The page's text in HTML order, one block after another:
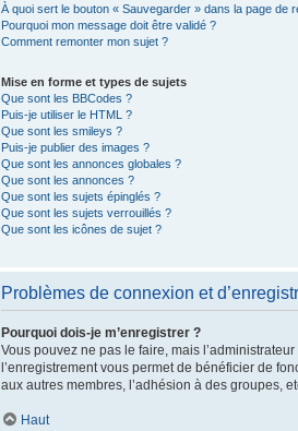
À quoi sert le bouton « Sauvegarder » dans la page de
Pourquoi mon message doit être validé ?
Comment remonter mon sujet ?
Mise en forme et types de sujets
Que sont les BBCodes ?
Puis-je utiliser le HTML ?
Que sont les smileys ?
Puis-je publier des images ?
Que sont les annonces globales ?
Que sont les annonces ?
Que sont les sujets épinglés ?
Que sont les sujets verrouillés ?
Que sont les icônes de sujet ?
Problèmes de connexion et
Pourquoi dois-je m’enregistrer ?
Vous pouvez ne pas le faire, mais
l’enregistrement vous permet de bénéficier de
aux autres membres, l’adhésion à des groupes,
Haut